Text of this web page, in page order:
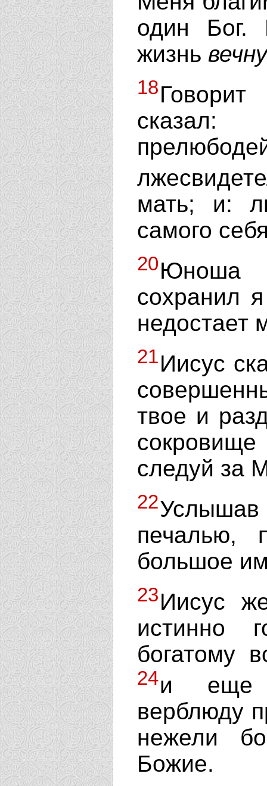
один
жизнь
18
мать; и:
самого
20Юноша
сохранил
недостает
21Иисус
твое и
следуй за
22Услышав
печалью,
большое
23Иисус
истинно
богатому
24и еще
верблюду
нежели
Божие.